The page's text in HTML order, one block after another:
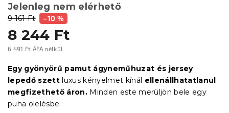
9 161 Ft –10 %
8 244 Ft
6 491 Ft ÁFA nélkül
Jelenleg nem elérhető
Egy gyönyörű pamut ágyneműhuzat és jersey
lepedő szett luxus kényelmet kínál ellenállhatatlanul
megfizethető áron. Minden este merüljön bele egy
puha ölelésbe.